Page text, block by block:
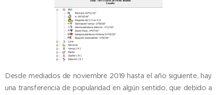
Desde mediados de noviembre 2019 hasta el año siguiente, hay
una transferencia de popularidad en algún sentido, que debido a